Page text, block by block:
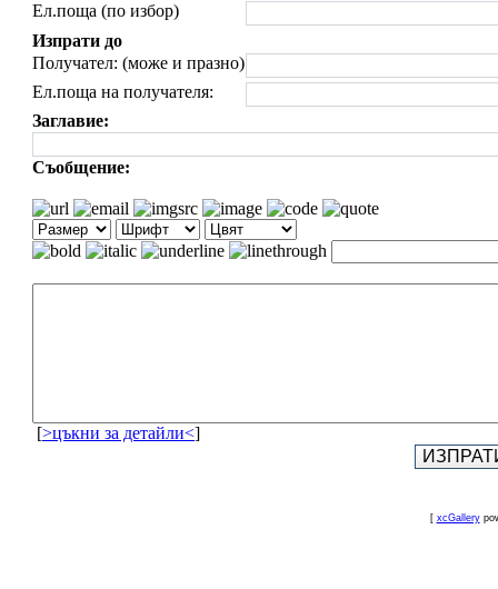
Ел.поща (по избор)
Изпрати до
Получател: (може и празно)
Ел.поща на получателя:
Заглавие:
Съобщение:
[>цъкни за детайли<]
[ xcGallery